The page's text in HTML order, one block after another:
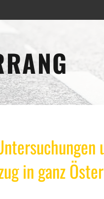
in ganz